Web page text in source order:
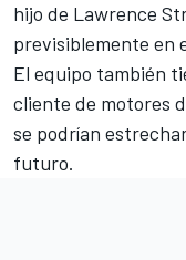
hijo de Lawrence
previsiblemente en
El equipo también
cliente de motores
se podrían
futuro.